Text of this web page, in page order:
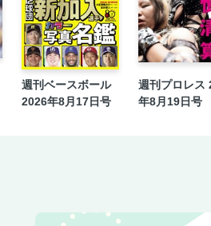
週刊ベースボール
2026年8月17日号
週刊プロレス
年8月19日号